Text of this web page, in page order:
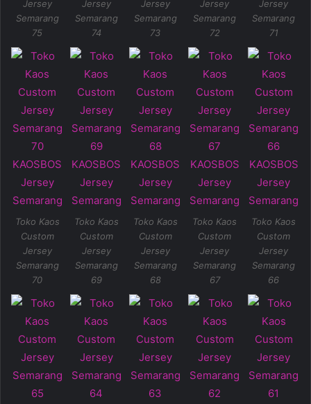
Jersey
Semarang
75
Jersey
Semarang
74
Jersey
Semarang
73
Jersey
Semarang
72
Jersey
Semarang
71
Toko Kaos
Custom
Jersey
Semarang
70
Toko Kaos
Custom
Jersey
Semarang
69
Toko Kaos
Custom
Jersey
Semarang
68
Toko Kaos
Custom
Jersey
Semarang
67
Toko Kaos
Custom
Jersey
Semarang
66